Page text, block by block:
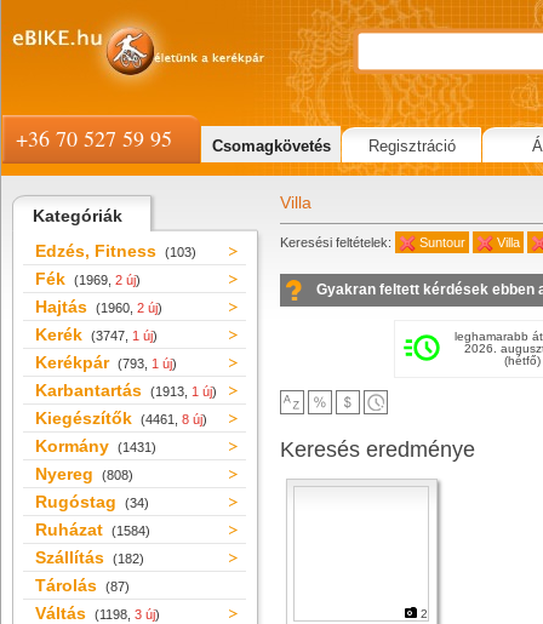
Kategóriák
Edzés, Fitness (103)
Fék (1969, 2 új)
Hajtás (1960, 2 új)
Kerék (3747, 1 új)
Kerékpár (793, 1 új)
Karbantartás (1913, 1 új)
Kiegészítők (4461, 8 új)
Kormány (1431)
Nyereg (808)
Rugóstag (34)
Ruházat (1584)
Szállítás (182)
Tárolás (87)
Váltás (1198, 3 új)
Villa
Keresési feltételek: Suntour Villa
Gyakran feltett kérdések ebben
leghamarabb
2026.
(hétfő)
Keresés eredménye
2
+36 70 527 59 95 Csomagkövetés Regisztráció